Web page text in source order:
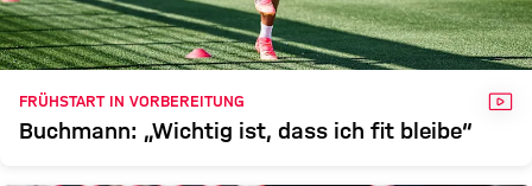
FRÜHSTART IN VORBEREITUNG
Buchmann: „Wichtig ist, dass ich fit bleibe“